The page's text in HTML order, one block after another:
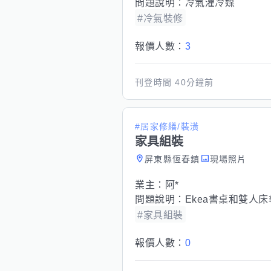
問題說明： 冷氣灌冷媒
#冷氣裝修
報價人數： 3
刊登時間40分鐘前
#居家修繕/裝潢
家具組裝
屏東縣恆春鎮 現場照片
業主：
阿*
問題說明： Ekea書桌和雙人
#家具組裝
報價人數： 0